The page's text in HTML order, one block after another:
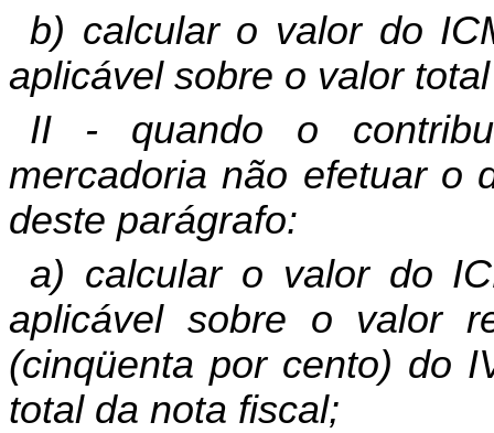
b) calcular o valor do
aplicável sobre o valor
II - quando o
mercadoria não efetuar o
deste parágrafo:
a) calcular o valor do
aplicável sobre o valor
(cinqüenta por cento) do
total da nota fiscal;